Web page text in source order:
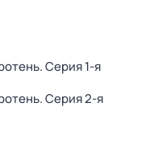
. Серия 1-я
. Серия 2-я